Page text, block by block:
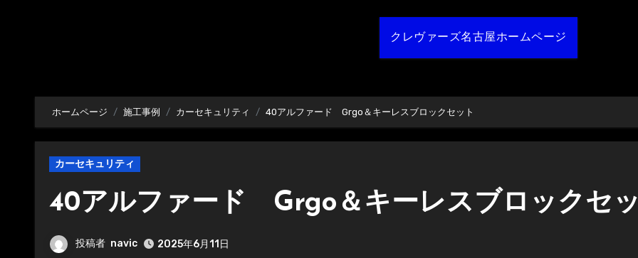
クレヴァーズ名古屋ホームページ
ホームページ 施工事例 カーセキュリティ 40アルファード Grgo＆キーレスブロックセット
カーセキュリティ
40アルファード Grgo＆キーレスブロックセ
投稿者 navic 2025年6月11日